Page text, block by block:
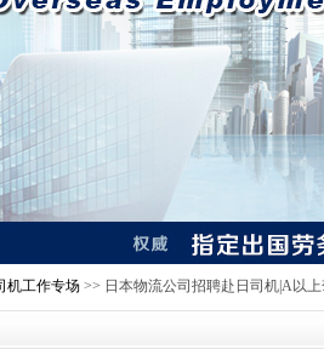
机工作专场>> 日本物流公司招聘赴日司机|A以上